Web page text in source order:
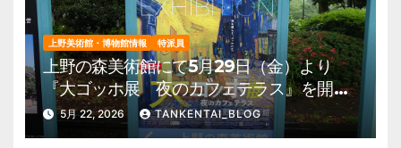
上野美術館・博物館情報 特派員
上野の森美術館にて5月29日（金）より
『大ゴッホ展 夜のカフェテラス』を開
催。 上野公園 美術館・博物館 混雑情
報他
5月 22, 2026 TANKENTAI_BLOG